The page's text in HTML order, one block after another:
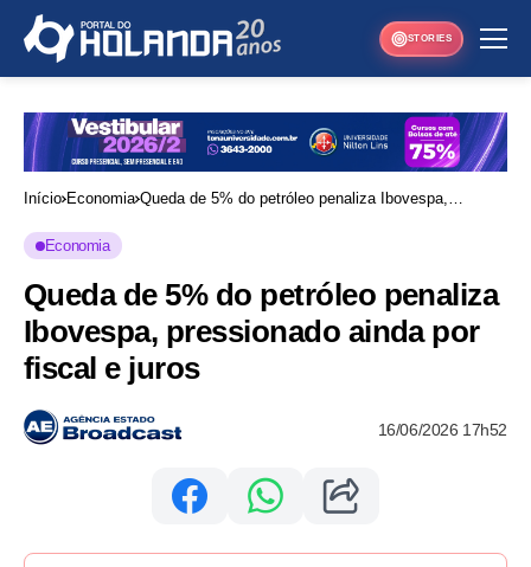
STORIES
Início Economia Queda de 5% do petróleo penaliza Ibovespa,
Economia
Queda de 5% do petróleo penaliza
Ibovespa, pressionado ainda por
fiscal e juros
16/06/2026 17h52